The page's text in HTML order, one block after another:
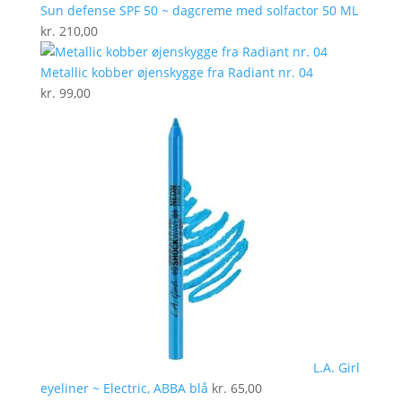
Sun defense SPF 50 ~ dagcreme med solfactor 50 ML
kr. 210,00
Metallic kobber øjenskygge fra Radiant nr. 04
kr. 99,00
L.A. Girl
eyeliner ~ Electric, ABBA blå kr. 65,00